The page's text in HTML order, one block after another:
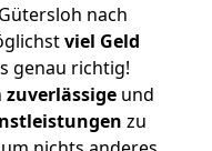
nach
viel Geld
genau richtig!
zuverlässige und
zu